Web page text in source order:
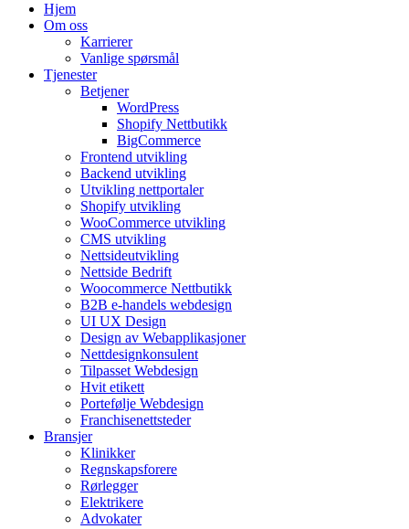
Hjem
Om oss
Karrierer
Vanlige spørsmål
Tjenester
Betjener
WordPress
Shopify Nettbutikk
BigCommerce
Frontend utvikling
Backend utvikling
Utvikling nettportaler
Shopify utvikling
WooCommerce utvikling
CMS utvikling
Nettsideutvikling
Nettside Bedrift
Woocommerce Nettbutikk
B2B e-handels webdesign
UI UX Design
Design av Webapplikasjoner
Nettdesignkonsulent
Tilpasset Webdesign
Hvit etikett
Portefølje Webdesign
Franchisenettsteder
Bransjer
Klinikker
Regnskapsforere
Rørlegger
Elektrikere
Advokater